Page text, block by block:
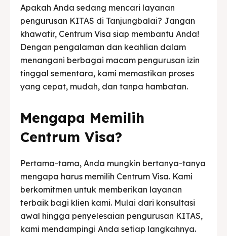
Apakah Anda sedang mencari layanan
pengurusan KITAS di Tanjungbalai? Jangan
khawatir, Centrum Visa siap membantu Anda!
Dengan pengalaman dan keahlian dalam
menangani berbagai macam pengurusan izin
tinggal sementara, kami memastikan proses
yang cepat, mudah, dan tanpa hambatan.
Mengapa Memilih
Centrum Visa?
Pertama-tama, Anda mungkin bertanya-tanya
mengapa harus memilih Centrum Visa. Kami
berkomitmen untuk memberikan layanan
terbaik bagi klien kami. Mulai dari konsultasi
awal hingga penyelesaian pengurusan KITAS,
kami mendampingi Anda setiap langkahnya.